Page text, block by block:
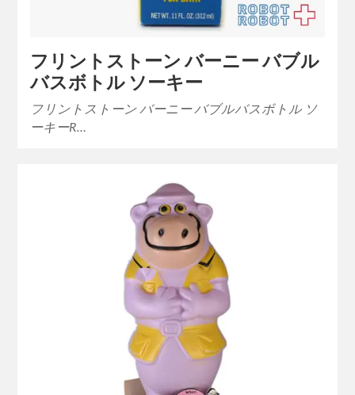
フリントストーン バーニー バブル
バスボトル ソーキー
フリントストーン バーニー バブルバスボトル ソ
ーキーR…